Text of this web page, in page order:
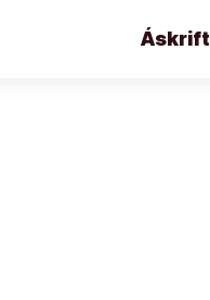
Áskrift